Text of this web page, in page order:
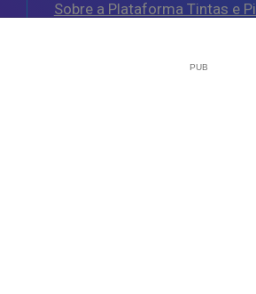
Sobre a Plataforma Tintas e